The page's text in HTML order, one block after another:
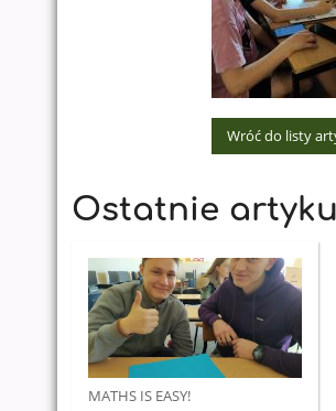
Wróć do listy
Ostatnie
MATHS IS EASY!